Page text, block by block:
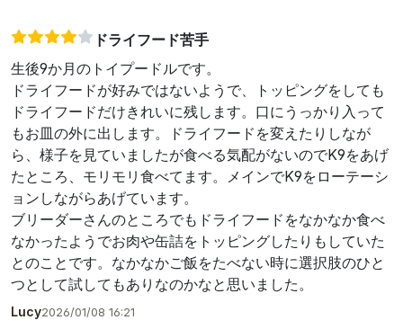
ドライフード苦手
生後9か月のトイプードルです。
ドライフードが好みではないようで、トッピングをしても
ドライフードだけきれいに残します。口にうっかり入って
もお皿の外に出します。ドライフードを変えたりしなが
ら、様子を見ていましたが食べる気配がないのでK9をあげ
たところ、モリモリ食べてます。メインでK9をローテーシ
ョンしながらあげています。
ブリーダーさんのところでもドライフードをなかなか食べ
なかったようでお肉や缶詰をトッピングしたりもしていた
とのことです。なかなかご飯をたべない時に選択肢のひと
つとして試してもありなのかなと思いました。
Lucy2026/01/08 16:21